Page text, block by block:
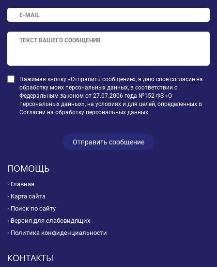
Нажимая кнопку «Отправить сообщение», я даю свое согласие на
обработку моих персональных данных, в соответствии с
Федеральным законом от 27.07.2006 года №152-ФЗ «О
персональных данных», на условиях и для целей, определенных в
Согласии на обработку персональных данных
ПОМОЩЬ
Главная
Карта сайта
Поиск по сайту
Версия для слабовидящих
Политика конфиденциальности
КОНТАКТЫ